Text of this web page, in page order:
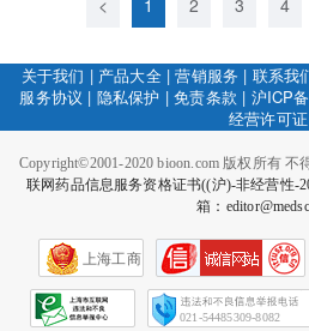
< 1 2 3 4
关于我们 | 产品大全|营销服务 | 联系我
服务协议 | 隐私保护 |免责条款 | 沪ICP
经营许可证
Copyright©2001-2020 bioon.com 版权所有 不
联网药品信息服务资格证书((沪)-非经营性-
箱：
上海工商
021-54485309-8082